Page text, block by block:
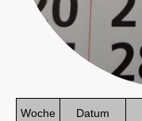
Woche Datum